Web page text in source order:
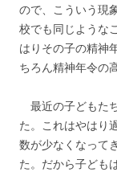
ので、こういう現
校でも同じような
はりその子の精神
ちろん精神年令の
最近の子どもた
た。これはやはり
数が少なくなって
た。だから子ども